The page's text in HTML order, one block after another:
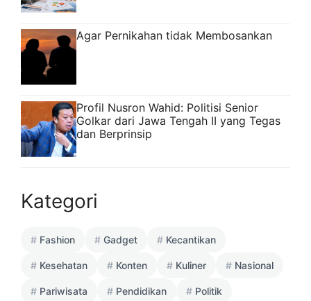
Agar Pernikahan tidak Membosankan
Profil Nusron Wahid: Politisi Senior
Golkar dari Jawa Tengah II yang Tegas
dan Berprinsip
Kategori
Fashion Gadget Kecantikan
Kesehatan Konten Kuliner Nasional
Pariwisata Pendidikan Politik